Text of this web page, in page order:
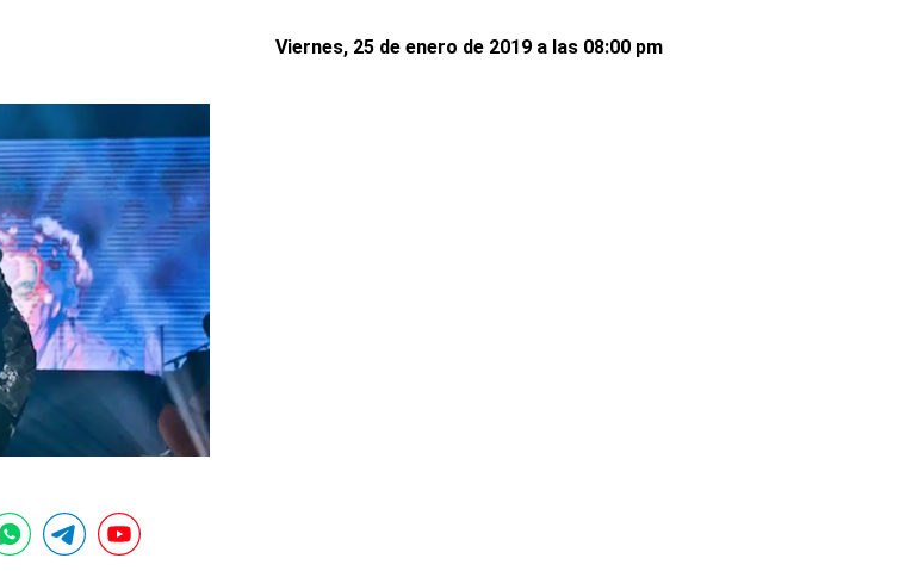
Viernes, 25 de enero de 2019 a las 08:00 pm